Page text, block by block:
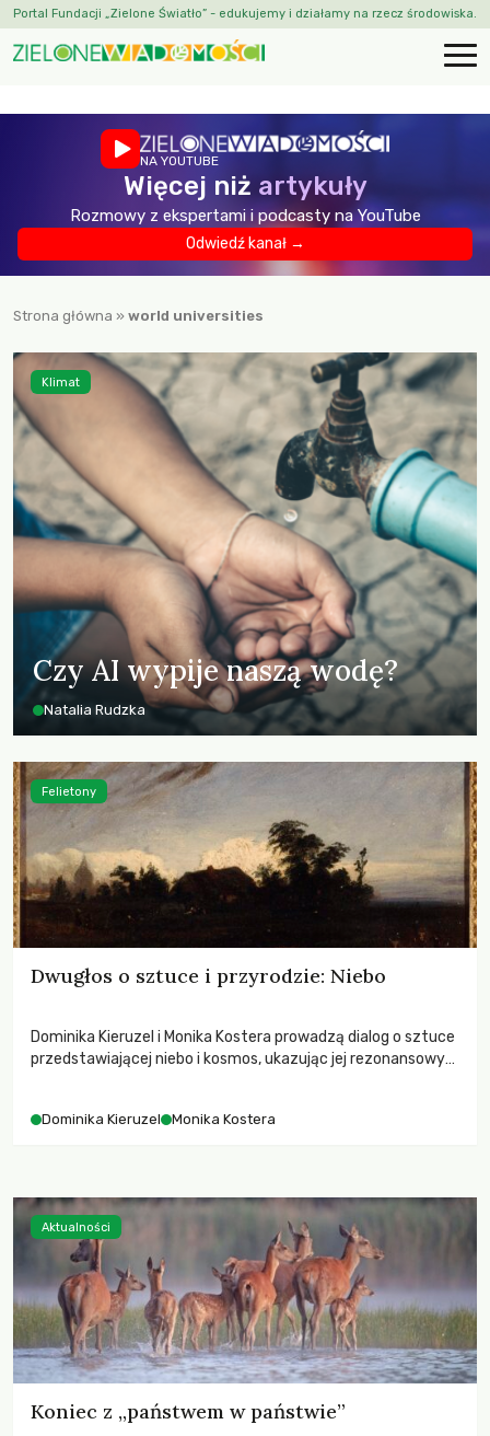
Portal Fundacji „Zielone Światło” - edukujemy i działamy na rzecz środowiska.
NA YOUTUBE
Więcej niż artykuły
Rozmowy z ekspertami i podcasty na YouTube
Odwiedź kanał →
Strona główna » world universities
Czy AI wypije naszą wodę?
Natalia Rudzka
Klimat
Dwugłos o sztuce i przyrodzie: Niebo
Dominika Kieruzel i Monika Kostera prowadzą dialog o sztuce
przedstawiającej niebo i kosmos, ukazując jej rezonansowy
Dominika Kieruzel Monika Kostera
Felietony
Koniec z „państwem w państwie”
Aktualności